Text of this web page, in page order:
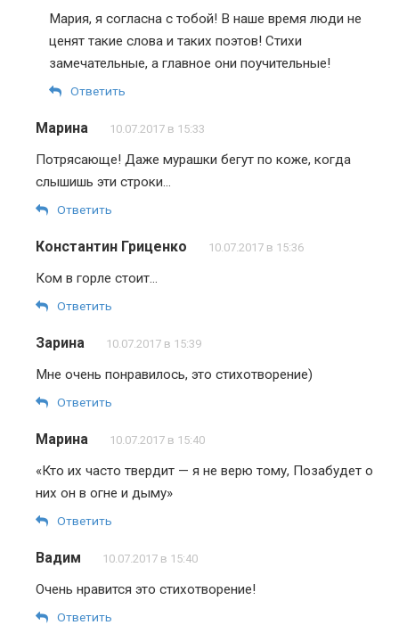
Мария, я согласна с тобой! В наше время люди не
ценят такие слова и таких поэтов! Стихи
замечательные, а главное они поучительные!
Ответить
Марина 10.07.2017 в 15:33
Потрясающе! Даже мурашки бегут по коже, когда
слышишь эти строки…
Ответить
Константин Гриценко 10.07.2017 в 15:36
Ком в горле стоит…
Ответить
Зарина 10.07.2017 в 15:39
Мне очень понравилось, это стихотворение)
Ответить
Марина 10.07.2017 в 15:40
«Кто их часто твердит — я не верю тому, Позабудет о
них он в огне и дыму»
Ответить
Вадим 10.07.2017 в 15:40
Очень нравится это стихотворение!
Ответить